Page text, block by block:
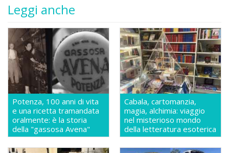
Leggi anche
Potenza, 100 anni di vita
e una ricetta tramandata
oralmente: è la storia
della "gassosa Avena"
Cabala, cartomanzia,
magia, alchimia: viaggio
nel misterioso mondo
della letteratura esoterica